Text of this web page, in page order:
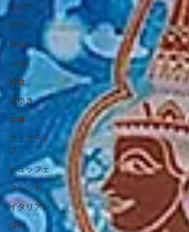
Lunch
STAY
Shop
news
和食
街歩き
中華
フェスティ
ブ
ビュッフェ
フレンチ
イタリアン
SPA